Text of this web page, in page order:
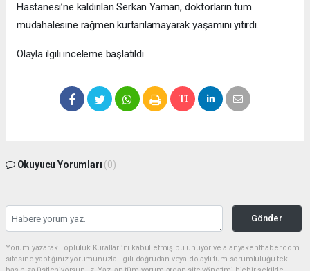
Hastanesi’ne kaldırılan Serkan Yaman, doktorların tüm
müdahalesine rağmen kurtarılamayarak yaşamını yitirdi.
Olayla ilgili inceleme başlatıldı.
Okuyucu Yorumları (0)
Gönder
Yorum yazarak Topluluk Kuralları’nı kabul etmiş bulunuyor ve alanyakenthaber.com
sitesine yaptığınız yorumunuzla ilgili doğrudan veya dolaylı tüm sorumluluğu tek